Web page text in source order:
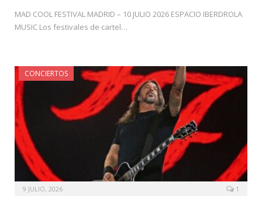
MAD COOL FESTIVAL MADRID – 10 JULIO 2026 ESPACIO IBERDROLA
MUSIC Los festivales de cartel…
CONCIERTOS
9 JULIO, 2026 1